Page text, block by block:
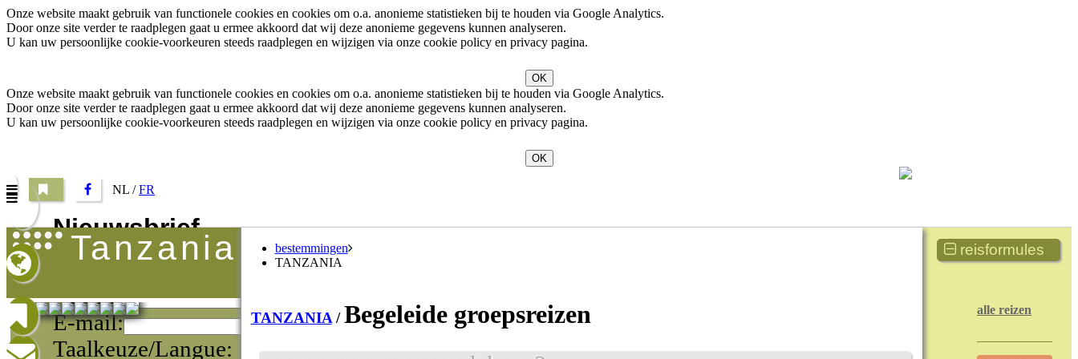
Onze website maakt gebruik van functionele cookies en cookies om o.a. anonieme statistieken bij te houden via Google Analytics.
Door onze site verder te raadplegen gaat u ermee akkoord dat wij deze anonieme gegevens kunnen analyseren.
U kan uw persoonlijke cookie-voorkeuren steeds raadplegen en wijzigen via onze cookie policy en privacy pagina.
OK
Onze website maakt gebruik van functionele cookies en cookies om o.a. anonieme statistieken bij te houden via Google Analytics.
Door onze site verder te raadplegen gaat u ermee akkoord dat wij deze anonieme gegevens kunnen analyseren.
U kan uw persoonlijke cookie-voorkeuren steeds raadplegen en wijzigen via onze cookie policy en privacy pagina.
OK
NL /FR
Nieuwsbrief
Vul uw e-mail adres in om onze promoties te ontvangen
Naam:
E-mail:
Taalkeuze/Langue:
tanzania
bestemmingen
TANZANIA
TANZANIA/Begeleide groepsreizen
reisformules
alle reizen